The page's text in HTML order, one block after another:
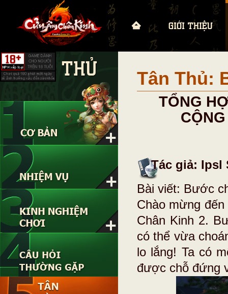
Tân Thủ:
TỔNG
Tác giả: Ipsl
Bài viết: Bước
Chào mừng
Chân Kinh 2.
có thể vừa
lo lắng! Ta có
được chỗ đứng